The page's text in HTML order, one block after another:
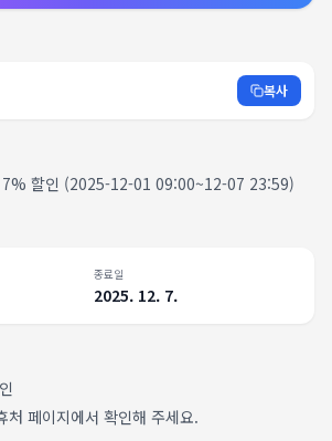
복사
7% 할인 (2025-12-01 09:00~12-07 23:59)
종료일
2025. 12. 7.
처 페이지에서 확인해 주세요.